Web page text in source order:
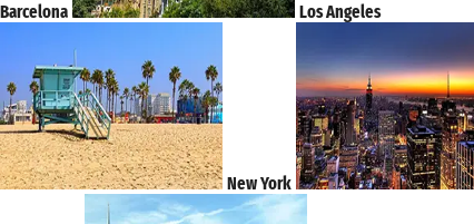
Barcelona Los Angeles
New York